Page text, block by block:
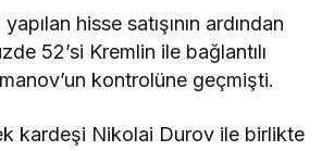
hisse satışının ardından
52’si Kremlin ile bağlantılı
kontrolüne geçmişti.
kardeşi Nikolai Durov ile birlikte